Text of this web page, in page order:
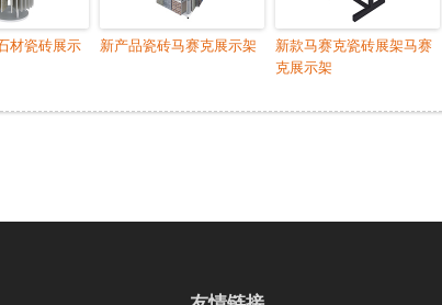
材瓷砖展示
新产品瓷砖马赛克展示架
新款马赛克瓷砖展架马赛
克展示架